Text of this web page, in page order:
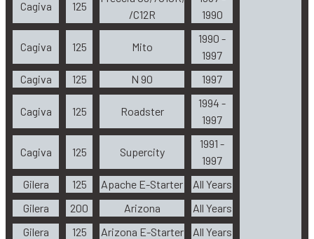
Cagiva 125
/C12R
1990
Cagiva 125 Mito
1990 -
1997
Cagiva
125 N 90 1997
Cagiva 125 Roadster
1994 -
1997
Cagiva 125 Supercity
1991 -
1997
Gilera
125 Apache E-Starter
All Years
Gilera
200 Arizona
All Years
Gilera
125 Arizona E-Starter
All Years